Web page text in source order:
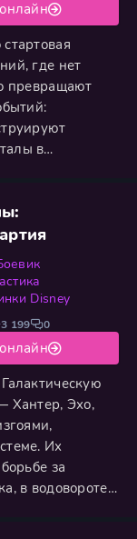
где нет
превращают
в
имеют границ.
истории:
Disney
Хантер, Эхо,
Их
за
в водовороте
3 199 0